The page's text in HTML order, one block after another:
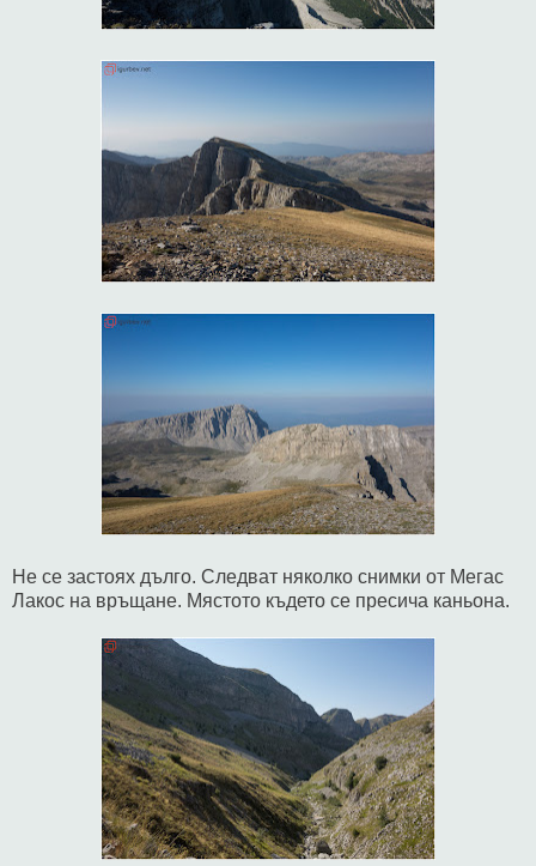
Не се застоях дълго. Следват няколко снимки от Мегас
Лакос на връщане. Мястото където се пресича каньона.